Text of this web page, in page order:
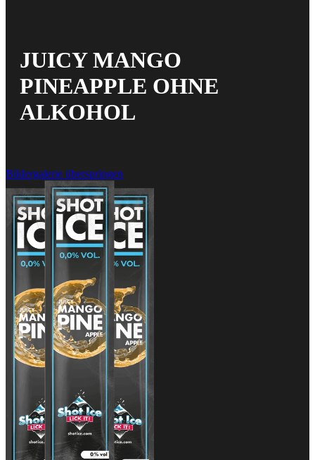
JUICY MANGO
PINEAPPLE OHNE
ALKOHOL
Bildergalerie überspringen